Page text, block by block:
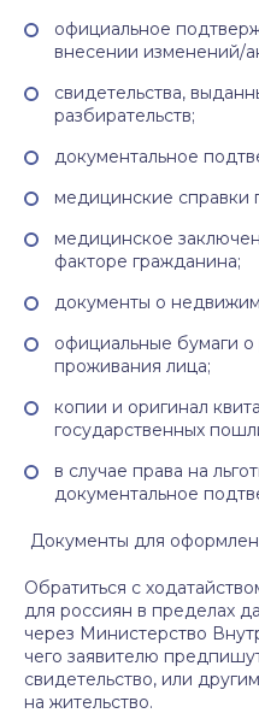
официальное
внесении изменений/
свидетельства,
разбирательств;
документальное
медицинские справки
медицинское
факторе гражданина;
документы о
официальные бумаги о
проживания лица;
копии и оригинал
государственных
в случае права на
документальное
Документы для
Обратиться с
для россиян в пределах
через Министерство
чего заявителю
свидетельство, или
на жительство.